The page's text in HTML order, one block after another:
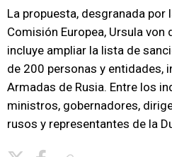
La propuesta, desgranada por
Comisión Europea, Ursula von
incluye ampliar la lista de
de 200 personas y entidades,
Armadas de Rusia. Entre los
ministros, gobernadores,
rusos y representantes de la